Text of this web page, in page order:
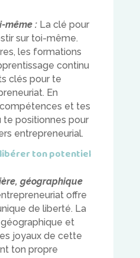
même :La clé pour
sur toi-même.
les formations
continu
clés pour te
En
et tes
te positionnes pour
entrepreneurial.
libérer ton potentiel
géographique
offre
de liberté. La
et
joyaux de cette
ton propre